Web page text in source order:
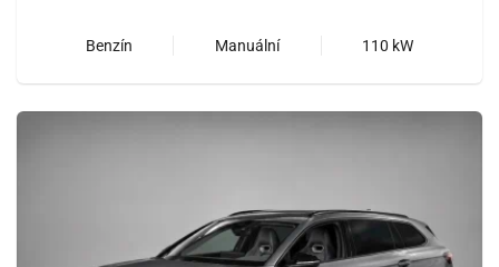
Benzín Manuální 110 kW